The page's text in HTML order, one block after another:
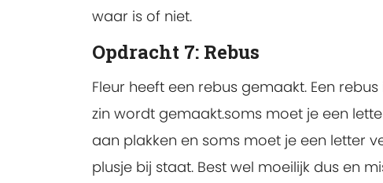
waar is of niet.
Opdracht 7: Rebus
Fleur heeft een rebus gemaakt. Een
zin wordt gemaakt.soms moet je een
aan plakken en soms moet je een letter
plusje bij staat. Best wel moeilijk dus en